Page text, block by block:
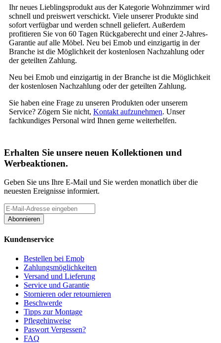
Ihr neues Lieblingsprodukt aus der Kategorie Wohnzimmer wird
schnell und preiswert verschickt. Viele unserer Produkte sind
sofort verfügbar und werden schnell geliefert. Außerdem
profitieren Sie von 60 Tagen Rückgaberecht und einer 2-Jahres-
Garantie auf alle Möbel. Neu bei Emob und einzigartig in der
Branche ist die Möglichkeit der kostenlosen Nachzahlung oder
der geteilten Zahlung.
Neu bei Emob und einzigartig in der Branche ist die Möglichkeit
der kostenlosen Nachzahlung oder der geteilten Zahlung.
Sie haben eine Frage zu unseren Produkten oder unserem
Service? Zögern Sie nicht, Kontakt aufzunehmen. Unser
fachkundiges Personal wird Ihnen gerne weiterhelfen.
Erhalten Sie unsere neuen Kollektionen und
Werbeaktionen.
Geben Sie uns Ihre E-Mail und Sie werden monatlich über die
neuesten Ereignisse informiert.
Abonnieren
Kundenservice
Bestellen bei Emob
Zahlungsmöglichkeiten
Versand und Lieferung
Service und Garantie
Stornieren oder retournieren
Beschwerde
Tipps zur Montage
Pflegehinweise
Paswort Vergessen?
FAQ